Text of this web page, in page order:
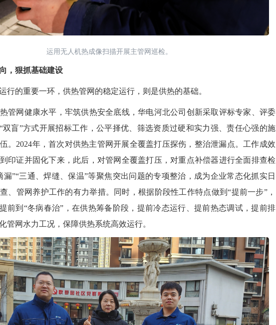
运用无人机热成像扫描开展主管网巡检。
，狠抓基础建设
的重要一环，供热管网的稳定运行，则是供热的基础。
网健康水平， 牢筑供热安全底线，华电河北公司创新采取评标专家、评委
双盲”方式开展招标工作，公平择优、筛选资质过硬和实力强、责任心强的施
。2024年，首次对供热主管网开展全覆盖打压探伤，整治泄漏点。工作成效
印证并固化下来，此后，对管网全覆盖打压，对重点补偿器进行全面排查检
漏”“三通、焊缝、保温”等聚焦突出问题的专项整治， 成为企业常态化抓实日
、管网养护工作的有力举措。同时，根据阶段性工作特点做到“提前一步”，
前到“冬病春治”，在供热筹备阶段，提前冷态运行、提前热态调试，提前排
管网水力工况，保障供热系统高效运行。